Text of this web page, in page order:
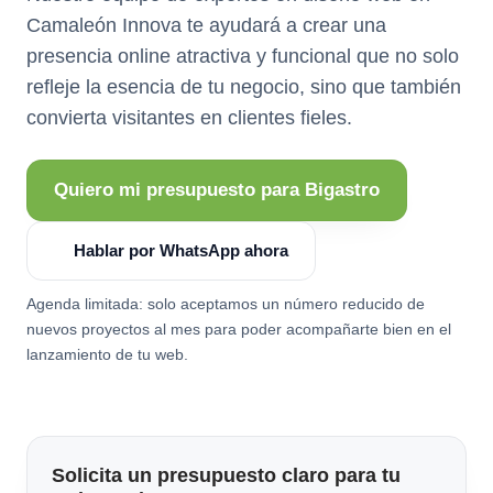
Camaleón Innova te ayudará a crear una
presencia online atractiva y funcional que no solo
refleje la esencia de tu negocio, sino que también
convierta visitantes en clientes fieles.
Quiero mi presupuesto para Bigastro
Hablar por WhatsApp ahora
Agenda limitada: solo aceptamos un número reducido de
nuevos proyectos al mes para poder acompañarte bien en el
lanzamiento de tu web.
Solicita un presupuesto claro para tu